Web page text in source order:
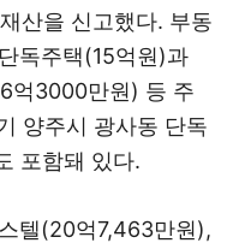
산을 신고했다. 부동
독주택(15억원)과
억3000만원) 등 주
양주시 광사동 단독
포함돼 있다.
텔(20억7,463만원),